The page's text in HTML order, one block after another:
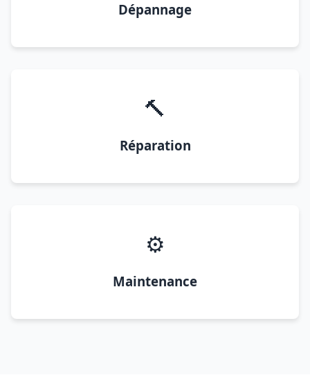
Dépannage
🔨
Réparation
⚙️
Maintenance